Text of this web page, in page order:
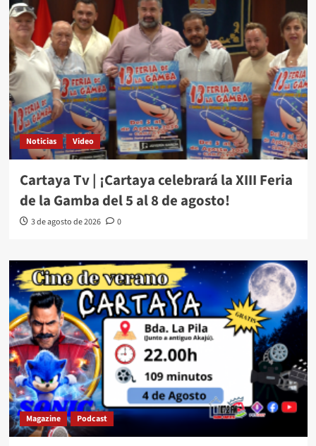
Noticias Video
Cartaya Tv | ¡Cartaya celebrará la XIII Feria
de la Gamba del 5 al 8 de agosto!
3 de agosto de 2026 0
Magazine Podcast